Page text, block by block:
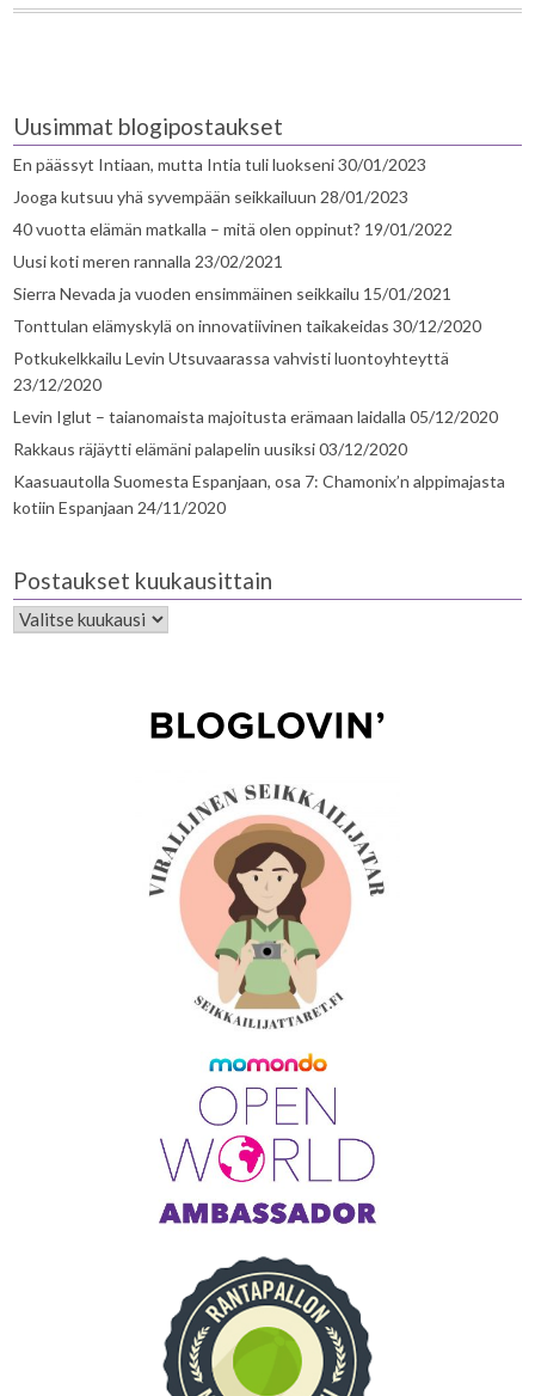
Uusimmat blogipostaukset
En päässyt Intiaan, mutta Intia tuli luokseni30/01/2023
Jooga kutsuu yhä syvempään seikkailuun 28/01/2023
40 vuotta elämän matkalla – mitä olen oppinut? 19/01/2022
Uusi koti meren rannalla 23/02/2021
Sierra Nevada ja vuoden ensimmäinen seikkailu 15/01/2021
Tonttulan elämyskylä on innovatiivinen taikakeidas 30/12/2020
Potkukelkkailu Levin Utsuvaarassa vahvisti luontoyhteyttä
23/12/2020
Levin Iglut – taianomaista majoitusta erämaan laidalla 05/12/2020
Rakkaus räjäytti elämäni palapelin uusiksi03/12/2020
Kaasuautolla Suomesta Espanjaan, osa 7: Chamonix’n alppimajasta
kotiin Espanjaan 24/11/2020
Postaukset kuukausittain